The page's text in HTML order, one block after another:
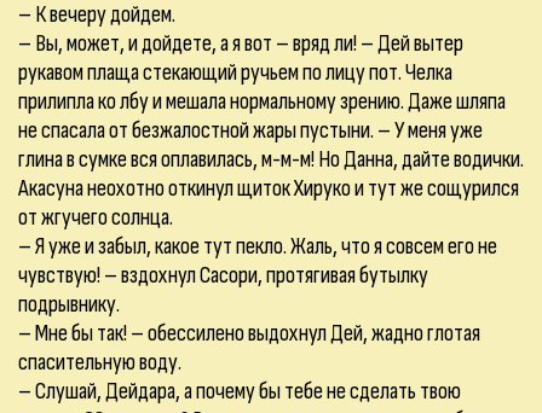
– К вечеру дойдем.
– Вы, может, и дойдете, а я вот – вряд ли! – Дей вытер
рукавом плаща стекающий ручьем по лицу пот. Челка
прилипла ко лбу и мешала нормальному зрению. Даже шляпа
не спасала от безжалостной жары пустыни. – У меня уже
глина в сумке вся оплавилась, м-м-м! Но Данна, дайте водички.
Акасуна неохотно откинул щиток Хируко и тут же сощурился
от жгучего солнца.
– Я уже и забыл, какое тут пекло. Жаль, что я совсем его не
чувствую! – вздохнул Сасори, протягивая бутылку
подрывнику.
– Мне бы так! – обессилено выдохнул Дей, жадно глотая
спасительную воду.
– Слушай, Дейдара, а почему бы тебе не сделать твою